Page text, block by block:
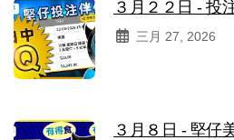
３月２２日 - 投
三月 27, 2026
３月８日 - 堅仔